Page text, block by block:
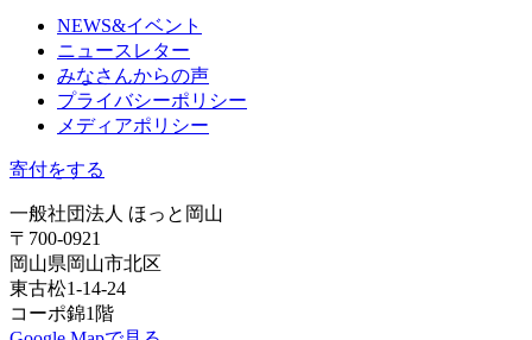
NEWS&イベント
ニュースレター
みなさんからの声
プライバシーポリシー
メディアポリシー
寄付をする
一般社団法人 ほっと岡山
〒700-0921
岡山県岡山市北区
東古松1-14-24
コーポ錦1階